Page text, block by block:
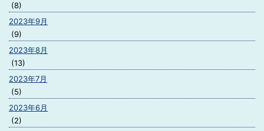
(8)
2023年9月
(9)
2023年8月
(13)
2023年7月
(5)
2023年6月
(2)